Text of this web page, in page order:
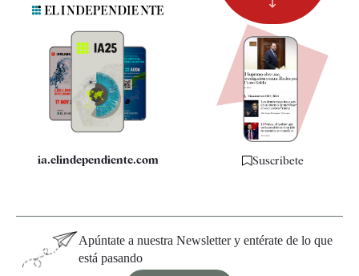
Quiénes somos
Especificaciones
ia.elindependiente.com Suscríbete
Apúntate a nuestra Newsletter y entérate de lo que
está pasando